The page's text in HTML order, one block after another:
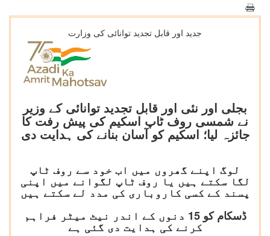
جدید اور قابل تجدید توانائی کی وزارت
بجلی اور نئی اور قابل تجدید توانائی کے وزیر
نے شمسی روف ٹاپ اسکیم کی پیش رفت کا
جائزہ لیا؛ اسکیم کو آسان بنانے کی ہدایت دی
لوگ اپنے گھروں میں اب خود سے روف ٹاپ
لگا سکتے ہیں یا روف ٹاپ لگوانے میں اپنی
پسند کے کسی کاروباری کی مدد لے سکتے ہیں
ڈسکام کو 15 دنوں کے اندر نیٹ میٹر فراہم
کرنے کی ہدایت دی گئی ہے